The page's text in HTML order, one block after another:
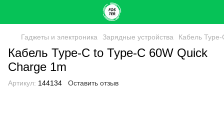
Гаджеты и электроника Зарядные устройства Кабель
Кабель Type-C to Type-C 60W Quick
Charge 1m
Артикул: 144134 Оставить отзыв